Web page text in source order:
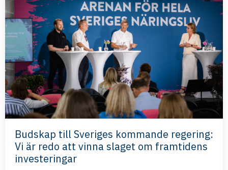
Budskap till Sveriges kommande regering:
Vi är redo att vinna slaget om framtidens
investeringar